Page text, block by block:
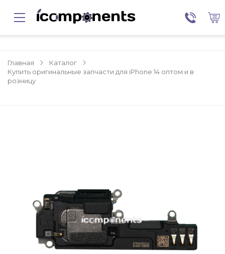
Главная
Каталог
Купить оригинальные запчасти для iPhone 14 оптом и в
розницу